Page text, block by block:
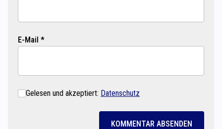
E-Mail *
Gelesen und akzeptiert: Datenschutz
KOMMENTAR ABSENDEN